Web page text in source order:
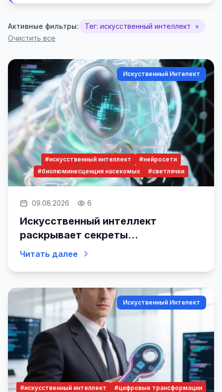
Активные фильтры: Тег: искусственный интеллект ×
Очистить все
Искуственный Интелект
#искусственный интеллект
#нейросети
#биолюминесценция насекомых
#светлячки
09.08.2026 6
Искусственный интеллект
раскрывает секреты
биолюминесценции насекомых
Читать далее
Искуственный Интелект
#искусственный интеллект
#цифровые трансформации